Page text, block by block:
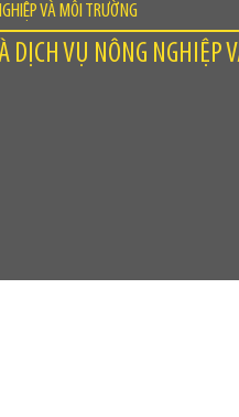
VÀ MÔI TRƯỜNG
DỊCH VỤ NÔNG NGHIỆP